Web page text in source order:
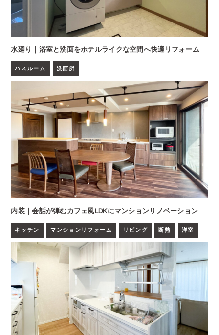
水廻り｜浴室と洗面をホテルライクな空間へ快適リフォーム
バスルーム 洗面所
内装｜会話が弾むカフェ風LDKにマンションリノベーション
キッチン マンションリフォーム リビング 断熱 洋室